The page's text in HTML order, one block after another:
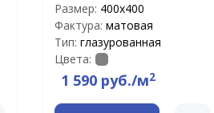
Размер: 400х400
Фактура: матовая
Тип: глазурованная
Цвета:
1 590 руб./м2